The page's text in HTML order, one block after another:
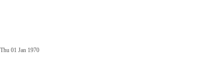
Thu 01 Jan 1970